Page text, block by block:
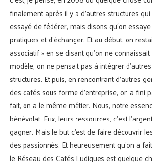
finalement après il y a d’autres structures
essayé de fédérer, mais disons qu‘on
pratiques et d’échanger. Et au début, on
associatif » en se disant qu’on ne
modèle, on ne pensait pas à intégrer
structures. Et puis, en rencontrant d’autres
des cafés sous forme d’entreprise, on a fini
fait, on a le même métier. Nous, notre
bénévolat. Eux, leurs ressources, c’est
gagner. Mais le but c’est de faire découvrir
des passionnés. Et heureusement qu’on a
le Réseau des Cafés Ludiques est quelque